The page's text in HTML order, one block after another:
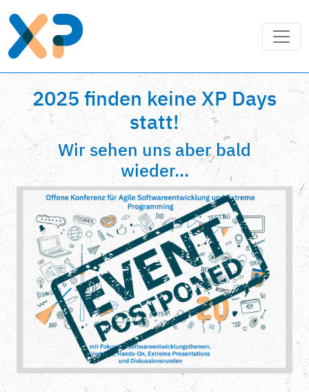
2025 finden keine XP Days
statt!
Wir sehen uns aber bald
wieder...